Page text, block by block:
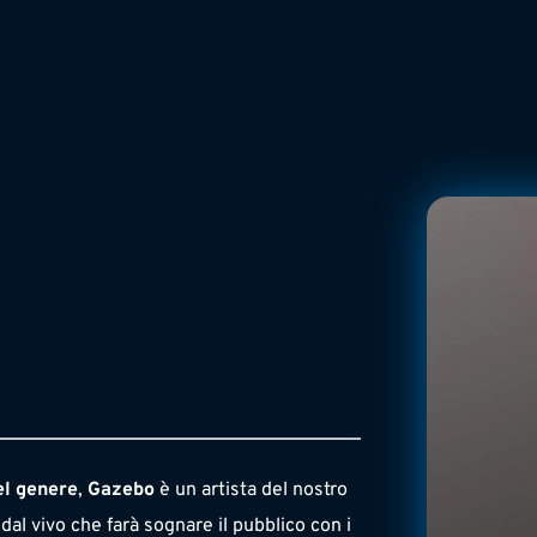
genere, Gazebo è un artista del nostro
vivo che farà sognare il pubblico con i